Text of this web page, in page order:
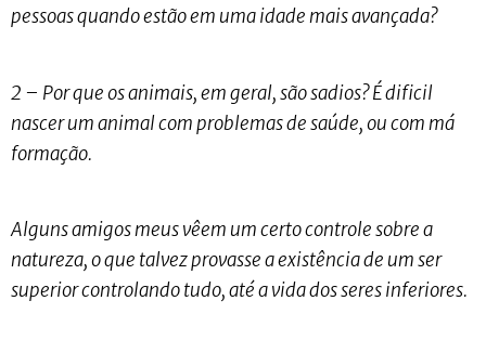
pessoas quando estão em uma idade mais avançada?
2 – Por que os animais, em geral, são sadios? É dificil
nascer um animal com problemas de saúde, ou com má
formação.
Alguns amigos meus vêem um certo controle sobre a
natureza, o que talvez provasse a existência de um ser
superior controlando tudo, até a vida dos seres inferiores.